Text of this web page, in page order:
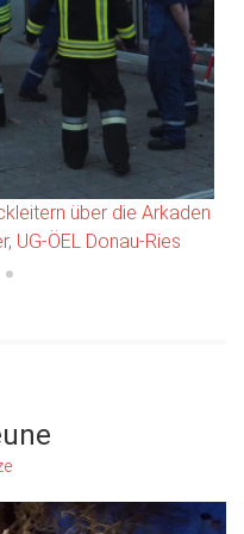
über die Arkaden
UG-ÖEL Donau-Ries